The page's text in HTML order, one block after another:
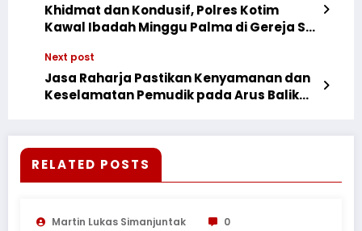
Khidmat dan Kondusif, Polres Kotim
Kawal Ibadah Minggu Palma di Gereja St.
Next post
Jasa Raharja Pastikan Kenyamanan dan
Keselamatan Pemudik pada Arus Balik
RELATED POSTS
Martin Lukas Simanjuntak 0